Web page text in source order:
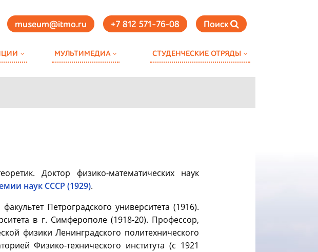
museum@itmo.ru +7 812 571-76-08 Поиск
МУЛЬТИМЕДИА СТУДЕНЧЕСКИЕ ОТРЯДЫ
Доктор физико-математических наук
наук СССР (1929).
Петроградского университета (1916).
в г. Симферополе (1918-20). Профессор,
физики Ленинградского политехнического
Физико-технического института (с 1921